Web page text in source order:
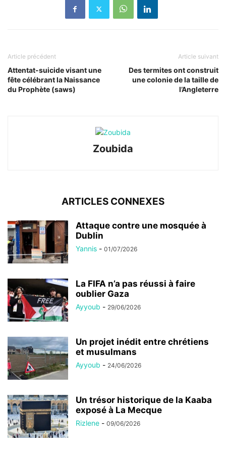
Article précédent
Attentat-suicide visant une
fête célébrant la Naissance
du Prophète (saws)
Article suivant
Des termites ont construit
une colonie de la taille de
l’Angleterre
Zoubida
ARTICLES CONNEXES
Attaque contre une mosquée à
Dublin
Yannis - 01/07/2026
La FIFA n’a pas réussi à faire
oublier Gaza
Ayyoub - 29/06/2026
Un projet inédit entre chrétiens
et musulmans
Ayyoub - 24/06/2026
Un trésor historique de la Kaaba
exposé à La Mecque
Rizlene - 09/06/2026